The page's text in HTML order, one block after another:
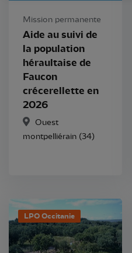
Mission permanente
Aide au suivi de
la population
héraultaise de
Faucon
crécerellette en
2026
Ouest
montpelliérain (34)
LPO Occitanie